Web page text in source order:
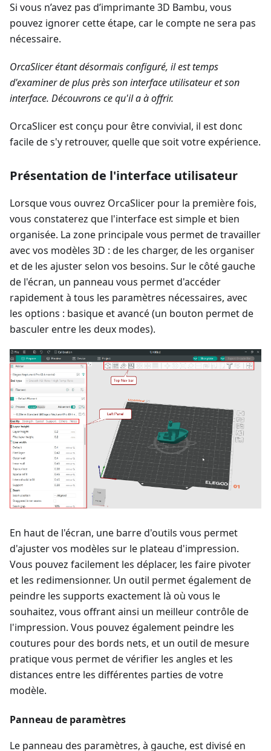
Si vous n’avez pas d’imprimante 3D Bambu, vous
pouvez ignorer cette étape, car le compte ne sera pas
nécessaire.
OrcaSlicer étant désormais configuré, il est temps
d'examiner de plus près son interface utilisateur et son
interface. Découvrons ce qu'il a à offrir.
OrcaSlicer est conçu pour être convivial, il est donc
facile de s'y retrouver, quelle que soit votre expérience.
Présentation de l'interface utilisateur
Lorsque vous ouvrez OrcaSlicer pour la première fois,
vous constaterez que l'interface est simple et bien
organisée. La zone principale vous permet de travailler
avec vos modèles 3D : de les charger, de les organiser
et de les ajuster selon vos besoins. Sur le côté gauche
de l'écran, un panneau vous permet d'accéder
rapidement à tous les paramètres nécessaires, avec
les options : basique et avancé (un bouton permet de
basculer entre les deux modes).
En haut de l'écran, une barre d'outils vous permet
d'ajuster vos modèles sur le plateau d'impression.
Vous pouvez facilement les déplacer, les faire pivoter
et les redimensionner. Un outil permet également de
peindre les supports exactement là où vous le
souhaitez, vous offrant ainsi un meilleur contrôle de
l'impression. Vous pouvez également peindre les
coutures pour des bords nets, et un outil de mesure
pratique vous permet de vérifier les angles et les
distances entre les différentes parties de votre
modèle.
Panneau de paramètres
Le panneau des paramètres, à gauche, est divisé en